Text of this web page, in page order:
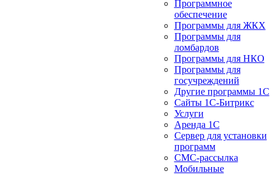
Программное
обеспечение
Программы для ЖКХ
Программы для
ломбардов
Программы для НКО
Программы для
госучреждений
Другие программы 1С
Сайты 1С-Битрикс
Услуги
Аренда 1С
Сервер для установки
программ
СМС-рассылка
Мобильные